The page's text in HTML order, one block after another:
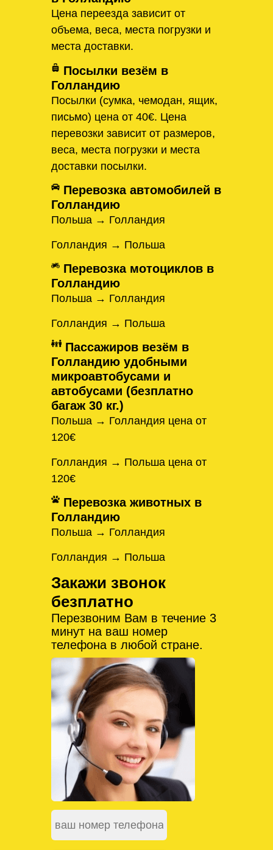
Цена переезда зависит от
объема, веса, места погрузки и
места доставки.
Посылки везём в
Голландию
Посылки (сумка, чемодан, ящик,
письмо) цена от 40€. Цена
перевозки зависит от размеров,
веса, места погрузки и места
доставки посылки.
Перевозка автомобилей в
Голландию
Польша → Голландия
Голландия → Польша
Перевозка мотоциклов в
Голландию
Польша → Голландия
Голландия → Польша
Пассажиров везём в
Голландию удобными
микроавтобусами и
автобусами (безплатно
багаж 30 кг.)
Польша → Голландия цена от
120€
Голландия → Польша цена от
120€
Перевозка животных в
Голландию
Польша → Голландия
Голландия → Польша
Закажи звонок
безплатно
Перезвоним Вам в течение 3
минут на ваш номер
телефона в любой стране.